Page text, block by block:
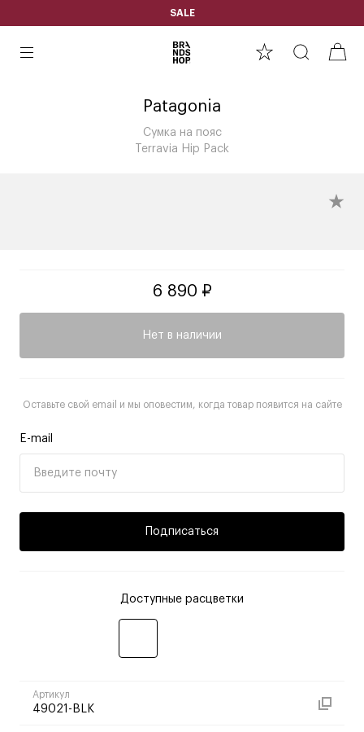
SALE
Patagonia
Сумка на пояс
Terravia Hip Pack
6 890 ₽
Нет в наличии
Оставьте свой email и мы оповестим, когда товар появится на сайте
E-mail
Подписаться
Доступные расцветки
Артикул
49021-BLK